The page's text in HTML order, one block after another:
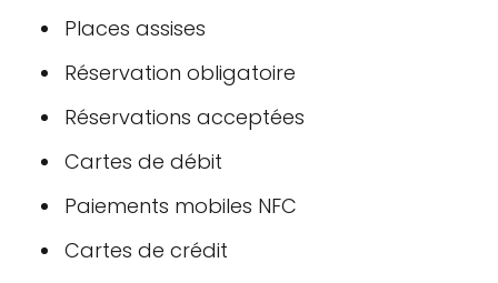
Places assises
Réservation obligatoire
Réservations acceptées
Cartes de débit
Paiements mobiles NFC
Cartes de crédit